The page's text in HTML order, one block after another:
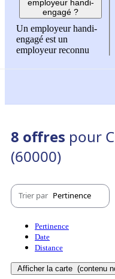
employeur handi-
engagé ?
Un employeur handi-
engagé est un
employeur reconnu
8 offres pour
(60000)
Trier par Pertinence
Pertinence
Date
Distance
Afficher la carte (contenu